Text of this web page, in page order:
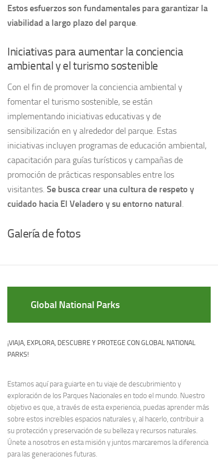
Estos esfuerzos son fundamentales para garantizar la
viabilidad a largo plazo del parque.
Iniciativas para aumentar la conciencia
ambiental y el turismo sostenible
Con el fin de promover la conciencia ambiental y
fomentar el turismo sostenible, se están
implementando iniciativas educativas y de
sensibilización en y alrededor del parque. Estas
iniciativas incluyen programas de educación ambiental,
capacitación para guías turísticos y campañas de
promoción de prácticas responsables entre los
visitantes. Se busca crear una cultura de respeto y
cuidado hacia El Veladero y su entorno natural.
Galería de fotos
Global National Parks
¡VIAJA, EXPLORA, DESCUBRE Y PROTEGE CON GLOBAL NATIONAL
PARKS!
Estamos aquí para guiarte en tu viaje de descubrimiento y
exploración de los Parques Nacionales en todo el mundo. Nuestro
objetivo es que, a través de esta experiencia, puedas aprender más
sobre estos increíbles espacios naturales y, al hacerlo, contribuir a
su protección y preservación de su belleza y recursos naturales.
Únete a nosotros en esta misión y juntos marcaremos la diferencia
para las generaciones futuras.